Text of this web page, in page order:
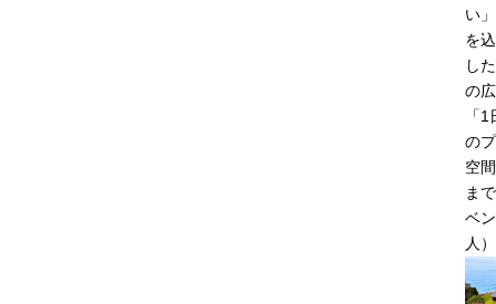
い
を
し
の
「
の
空
ま
ベ
人